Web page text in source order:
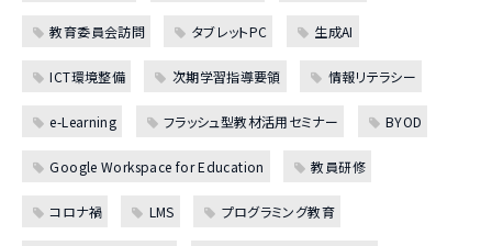
教育委員会訪問 タブレットPC 生成AI
ICT環境整備 次期学習指導要領 情報リテラシー
e-Learning フラッシュ型教材活用セミナー BYOD
Google Workspace for Education 教員研修
コロナ禍 LMS プログラミング教育